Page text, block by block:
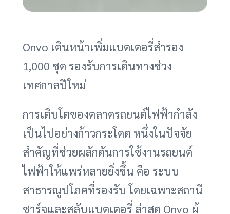
Onvo เดินหน้าเพิ่มแบตเตอรี่สำรอง
1,000 ชุด รองรับการเดินทางช่วง
เทศกาลปีใหม่
การเติบโตของตลาดรถยนต์ไฟฟ้ากำลัง
เป็นไปอย่างก้าวกระโดด หนึ่งในปัจจัย
สำคัญที่ช่วยผลักดันการใช้งานรถยนต์
ไฟฟ้าให้แพร่หลายยิ่งขึ้น คือ ระบบ
สาธารณูปโภคที่รองรับ โดยเฉพาะสถานี
ชาร์จและสลับแบตเตอรี่ ล่าสุด Onvo ผู้